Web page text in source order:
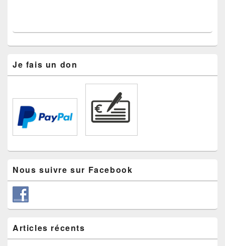
Je fais un don
Nous suivre sur Facebook
Articles récents